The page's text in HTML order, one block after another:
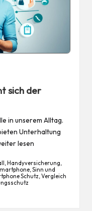
sich der
in unserem Alltag.
Unterhaltung
lesen
Handyversicherung
, Sinn und
Schutz Vergleich